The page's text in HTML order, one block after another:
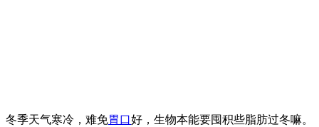
冬季天气寒冷，难免胃口好，生物本能要囤积些脂肪过冬嘛。